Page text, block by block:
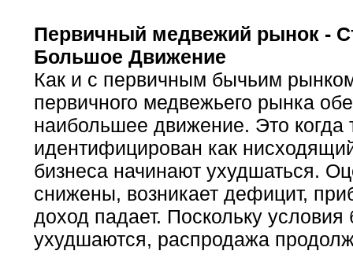
Первичный медвежий рынок -
Большое Движение
Как и с первичным бычьим
первичного медвежьего рынка
наибольшее движение. Это когда
идентифицирован как
бизнеса начинают ухудшаться.
снижены, возникает дефицит,
доход падает. Поскольку условия
ухудшаются, распродажа